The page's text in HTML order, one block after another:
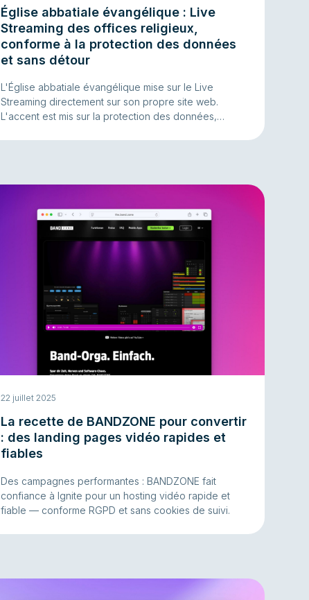
Église abbatiale évangélique : Live
Streaming des offices religieux,
conforme à la protection des données
et sans détour
L'Église abbatiale évangélique mise sur le Live
Streaming directement sur son propre site web.
L'accent est mis sur la protection des données,
22 juillet 2025
La recette de BANDZONE pour convertir
: des landing pages vidéo rapides et
fiables
Des campagnes performantes : BANDZONE fait
confiance à Ignite pour un hosting vidéo rapide et
fiable — conforme RGPD et sans cookies de suivi.